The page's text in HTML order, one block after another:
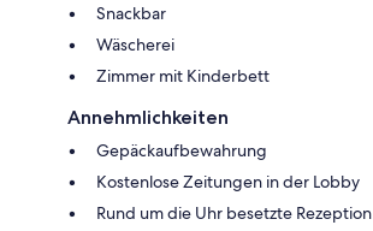
Snackbar
Wäscherei
Zimmer mit Kinderbett
Annehmlichkeiten
Gepäckaufbewahrung
Kostenlose Zeitungen in der Lobby
Rund um die Uhr besetzte Rezeption